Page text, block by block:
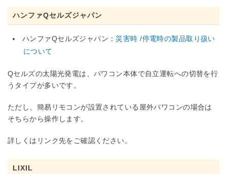
ハンファQセルズジャパン
ハンファQセルズジャパン： 災害時 /停電時の製品取り扱い
について
Qセルズの太陽光発電は、パワコン本体で自立運転への切替を行
うタイプが多いです。
ただし、簡易リモコンが設置されている屋外パワコンの場合は
そちらから操作します。
詳しくはリンク先をご確認ください。
LIXIL